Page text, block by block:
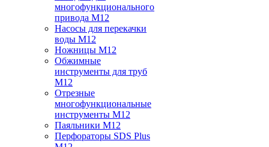
многофункционального
привода M12
Насосы для перекачки
воды M12
Ножницы M12
Обжимные
инструменты для труб
M12
Отрезные
многофункциональные
инструменты M12
Паяльники M12
Перфораторы SDS Plus